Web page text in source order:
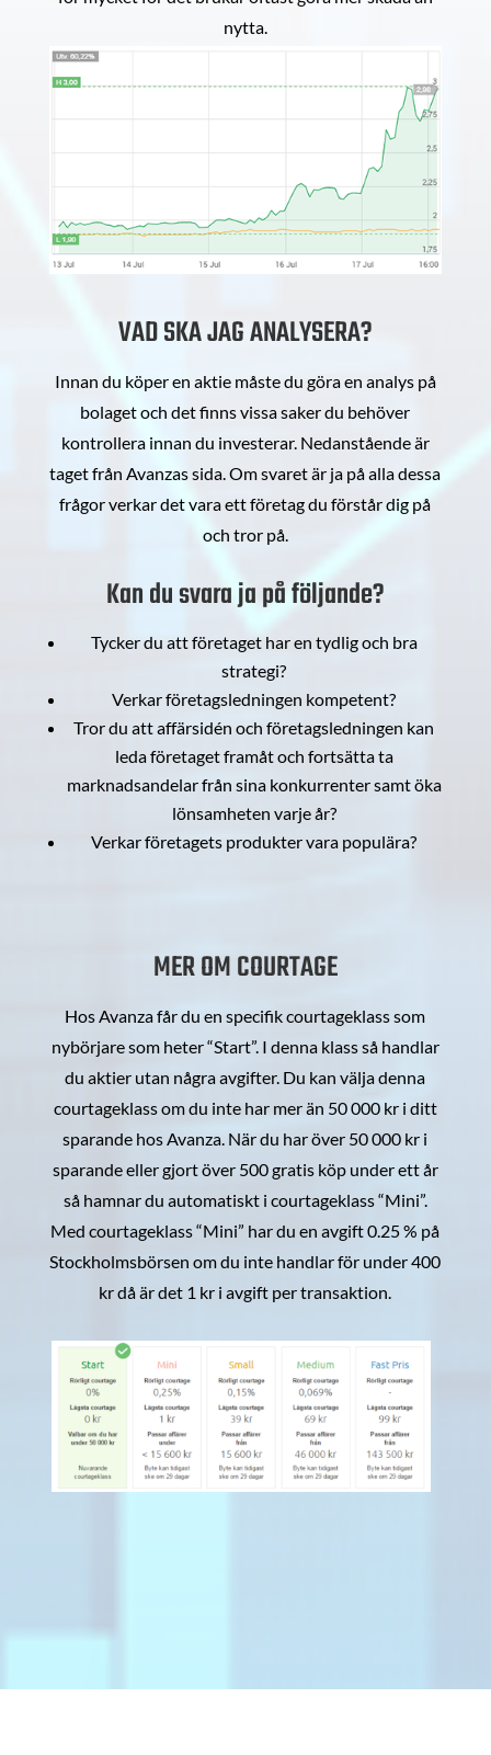
nytta.
VAD SKA JAG ANALYSERA?
Innan du köper en aktie måste du göra en analys på
bolaget och det finns vissa saker du behöver
kontrollera innan du investerar. Nedanstående är
taget från Avanzas sida. Om svaret är ja på alla dessa
frågor verkar det vara ett företag du förstår dig på
och tror på.
Kan du svara ja på följande?
Tycker du att företaget har en tydlig och bra
strategi?
Verkar företagsledningen kompetent?
Tror du att affärsidén och företagsledningen kan
leda företaget framåt och fortsätta ta
marknadsandelar från sina konkurrenter samt öka
lönsamheten varje år?
Verkar företagets produkter vara populära?
MER OM COURTAGE
Hos Avanza får du en specifik courtageklass som
nybörjare som heter “Start”. I denna klass så handlar
du aktier utan några avgifter. Du kan välja denna
courtageklass om du inte har mer än 50 000 kr i ditt
sparande hos Avanza. När du har över 50 000 kr i
sparande eller gjort över 500 gratis köp under ett år
så hamnar du automatiskt i courtageklass “Mini”.
Med courtageklass “Mini” har du en avgift 0.25 % på
Stockholmsbörsen om du inte handlar för under 400
kr då är det 1 kr i avgift per transaktion.